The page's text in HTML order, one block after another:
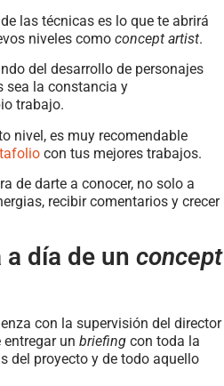
las técnicas es lo que te abrirá
niveles como concept artist.
del desarrollo de personajes
sea la constancia y
trabajo.
nivel, es muy recomendable
con tus mejores trabajos.
de darte a conocer, no solo a
recibir comentarios y crecer
a día de un concept
con la supervisión del director
entregar un briefing con toda la
del proyecto y de todo aquello